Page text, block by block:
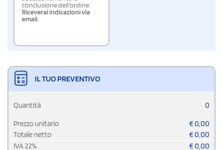
conclusione dell'ordine.
Riceverai indicazioni via
email.
IL TUO PREVENTIVO
Quantità 0
Prezzo unitario €0,00
Totale netto
€0,00
IVA22% €0,00